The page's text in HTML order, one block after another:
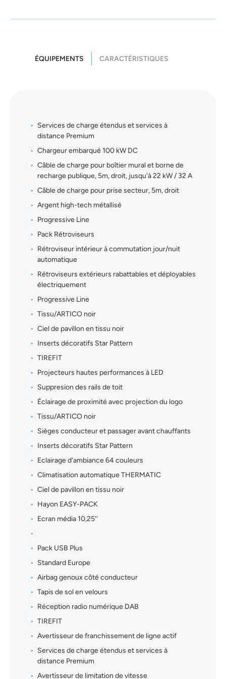
ÉQUIPEMENTS CARACTÉRISTIQUES
Services de charge étendus et services à
distance Premium
Chargeur embarqué 100 kW DC
Câble de charge pour boîtier mural et borne de
recharge publique, 5m, droit, jusqu'à 22 kW / 32 A
Câble de charge pour prise secteur, 5m, droit
Argent high-tech métallisé
Progressive Line
Pack Rétroviseurs
Rétroviseur intérieur à commutation jour/nuit
automatique
Rétroviseurs extérieurs rabattables et déployables
électriquement
Progressive Line
Tissu/ARTICO noir
Ciel de pavillon en tissu noir
Inserts décoratifs Star Pattern
TIREFIT
Projecteurs hautes performances à LED
Suppresion des rails de toit
Éclairage de proximité avec projection du logo
Tissu/ARTICO noir
Sièges conducteur et passager avant chauffants
Inserts décoratifs Star Pattern
Eclairage d'ambiance 64 couleurs
Climatisation automatique THERMATIC
Ciel de pavillon en tissu noir
Hayon EASY-PACK
Ecran média 10,25''
Pack USB Plus
Standard Europe
Airbag genoux côté conducteur
Tapis de sol en velours
Réception radio numérique DAB
TIREFIT
Avertisseur de franchissement de ligne actif
Services de charge étendus et services à
distance Premium
Avertisseur de limitation de vitesse